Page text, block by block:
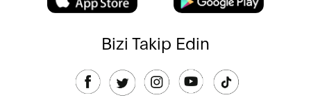
Bizi Takip Edin